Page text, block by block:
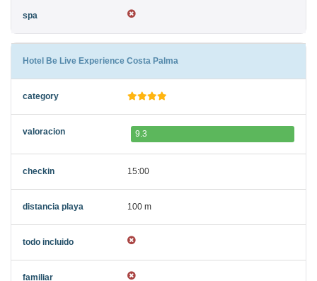
Hotel Be Live Experience Costa Palma
9.3
15:00
100 m